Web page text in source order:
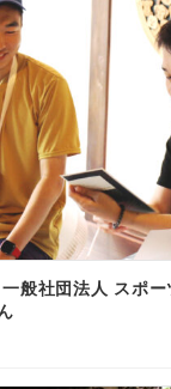
般社団法人 スポー